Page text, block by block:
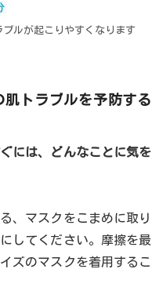
ルが起こりやすくなります
トラブルを予防する
には、どんなことに気を
、マスクをこまめに取り
してください。摩擦を最
ズのマスクを着用するこ